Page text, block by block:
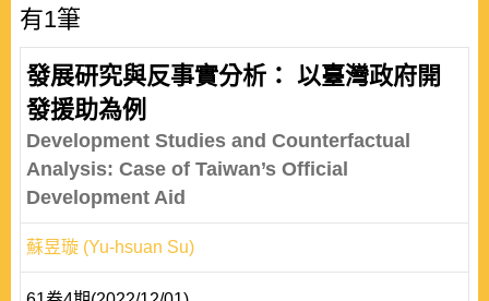
有1筆
發展研究與反事實分析： 以臺灣政府開
發援助為例
Development Studies and Counterfactual
Analysis: Case of Taiwan’s Official
Development Aid
蘇昱璇 (Yu-hsuan Su)